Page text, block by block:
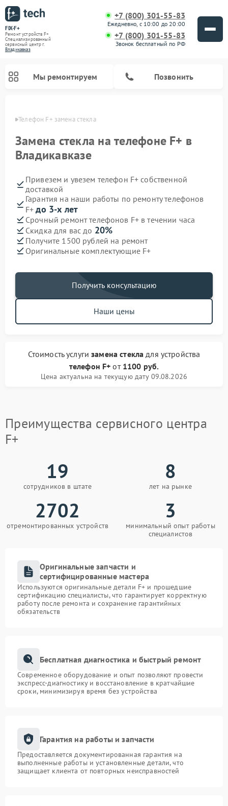
FIX-F+
Ремонт устройств F+
Специализированный
cервисный центр г.
Владикавказ
+7 (800) 301-55-83
Ежедневно, с 10:00 до 20:00
+7 (800) 301-55-83
Звонок бесплатный по РФ
Мы ремонтируем Позвонить
Телефон F+ замена стекла
Замена стекла на телефоне F+ в
Владикавказе
Привезем и увезем телефон F+ собственной
доставкой
Гарантия на наши работы по ремонту телефонов
F+до 3-х лет
Срочный ремонт телефонов F+ в течении часа
Скидка для вас до 20%
Получите 1500 рублей на ремонт
Оригинальные комплектующие F+
Получить консультацию
Наши цены
Стоимость услугизамена стекла для устройства
телефон F+ от 1100 руб.
Цена актуальна на текущую дату 09.08.2026
Преимущества сервисного центра
F+
19
сотрудников в штате
8
лет на рынке
2702
отремонтированных устройств
3
минимальный опыт работы
специалистов
Оригинальные запчасти и
сертифицированные мастера
Используются оригинальные детали F+ и прошедшие
сертификацию специалисты, что гарантирует корректную
работу после ремонта и сохранение гарантийных
обязательств
Бесплатная диагностика и быстрый ремонт
Современное оборудование и опыт позволяют провести
экспресс-диагностику и восстановление в кратчайшие
сроки, минимизируя время без устройства
Гарантия на работы и запчасти
Предоставляется документированная гарантия на
выполненные работы и установленные детали, что
защищает клиента от повторных неисправностей